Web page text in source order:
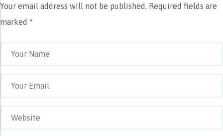
Your email address will not be published. Required fields are
marked *